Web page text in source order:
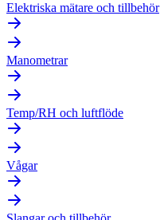
Elektriska mätare och tillbehör
Manometrar
Temp/RH och luftflöde
Vågar